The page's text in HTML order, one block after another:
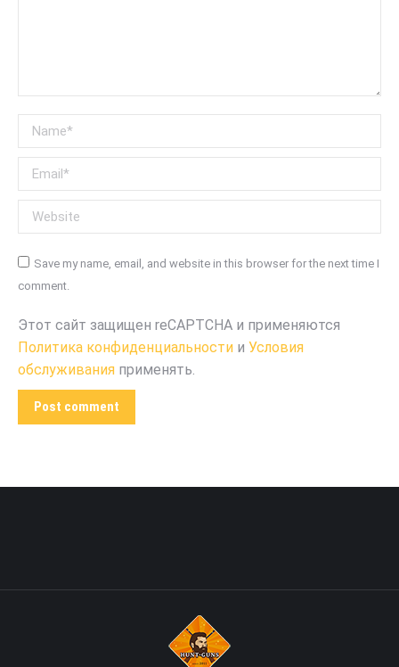
Name *
Email *
Website
Save my name, email, and website in this browser for the next time I
comment.
Этот сайт защищен reCAPTCHA и применяются
Политика конфиденциальности и Условия
обслуживания применять.
Post comment